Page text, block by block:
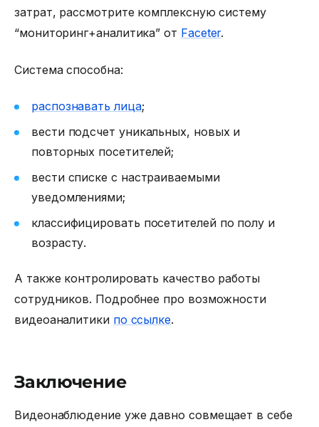
затрат, рассмотрите комплексную систему
“мониторинг+аналитика” от Faceter.
Система способна:
распознавать лица;
вести подсчет уникальных, новых и
повторных посетителей;
вести списке с настраиваемыми
уведомлениями;
классифицировать посетителей по полу и
возрасту.
А также контролировать качество работы
сотрудников. Подробнее про возможности
видеоаналитики по ссылке.
Заключение
Видеонаблюдение уже давно совмещает в себе